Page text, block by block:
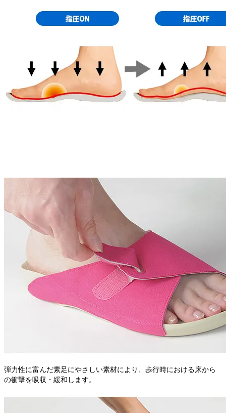
弾力性に富んだ素足にやさしい素材により、歩行時における床から
の衝撃を吸収・緩和します。